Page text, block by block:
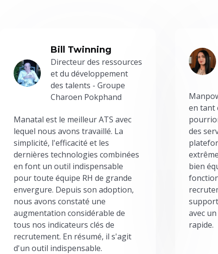
Bill Twinning
Directeur des ressources
et du développement
des talents - Groupe
Charoen Pokphand
Manatal est le meilleur ATS avec
lequel nous avons travaillé. La
simplicité, l'efficacité et les
dernières technologies combinées
en font un outil indispensable
pour toute équipe RH de grande
envergure. Depuis son adoption,
nous avons constaté une
augmentation considérable de
tous nos indicateurs clés de
recrutement. En résumé, il s'agit
d'un outil indispensable.
en tant
des
bien
avec
rapide.